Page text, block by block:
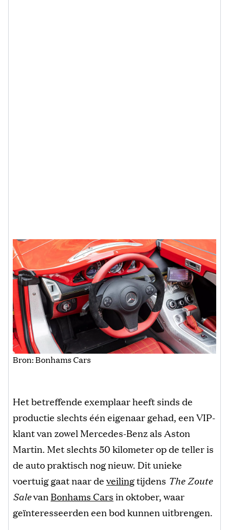
Bron: Bonhams Cars
Het betreffende exemplaar heeft sinds de
productie slechts één eigenaar gehad, een VIP-
klant van zowel Mercedes-Benz als Aston
Martin. Met slechts 50 kilometer op de teller is
de auto praktisch nog nieuw. Dit unieke
voertuig gaat naar deveilingtijdens The Zoute
Salevan Bonhams Carsin oktober, waar
geïnteresseerden een bod kunnen uitbrengen.